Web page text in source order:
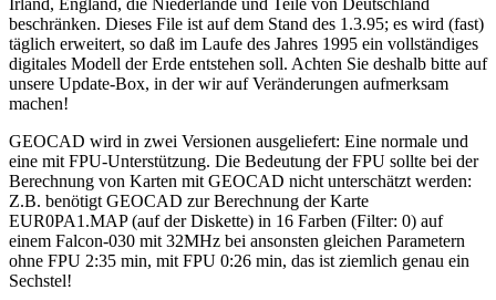
beschränken. Dieses File ist auf dem Stand des 1.3.95; es wird (fast)
täglich erweitert, so daß im Laufe des Jahres 1995 ein vollständiges
digitales Modell der Erde entstehen soll. Achten Sie deshalb bitte auf
unsere Update-Box, in der wir auf Veränderungen aufmerksam
machen!
GEOCAD wird in zwei Versionen ausgeliefert: Eine normale und
eine mit FPU-Unterstützung. Die Bedeutung der FPU sollte bei der
Berechnung von Karten mit GEOCAD nicht unterschätzt werden:
Z.B. benötigt GEOCAD zur Berechnung der Karte
EUR0PA1.MAP (auf der Diskette) in 16 Farben (Filter: 0) auf
einem Falcon-030 mit 32MHz bei ansonsten gleichen Parametern
ohne FPU 2:35 min, mit FPU 0:26 min, das ist ziemlich genau ein
Sechstel!